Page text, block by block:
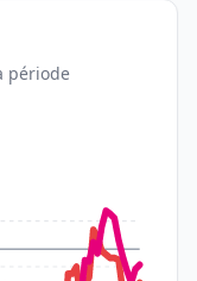
période